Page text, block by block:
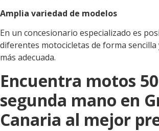
Amplia variedad de modelos
En un concesionario especializado es
diferentes motocicletas de forma
más adecuada.
Encuentra motos
segunda mano en
Canaria al mejor